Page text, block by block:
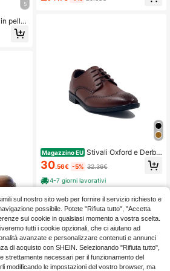
5
pelle
taglia
Magazzino EU Stivali Oxford e Derby
da uomo
30.56€ -5% 32.36€
4-7 giorni lavorativi
sul nostro sito web per fornire il servizio richiesto e
possibile. Potete "Rifiuta tutto", "Accetta
sui cookie in qualsiasi momento a vostra scelta.
tutti i cookie opzionali, che ci aiutano ad
avanzate e personalizzare contenuti e annunci
di acquisto con SHEIN. Selezionando "Rifiuta tutto",
strettamente necessari per il funzionamento del
modificando le impostazioni del vostro browser, ma